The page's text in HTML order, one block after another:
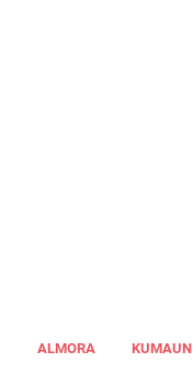
ALMORA KUMAUN